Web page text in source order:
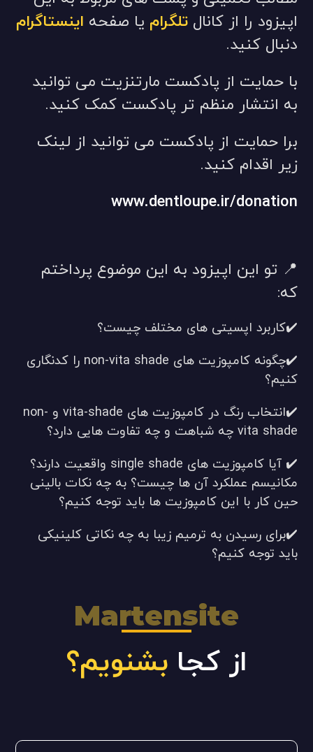
اپیزود را از کانالتلگرام یا صفحه اینستاگرام
دنبال کنید.
با حمایت از پادکست مارتنزیت می توانید
به انتشار منظم تر پادکست کمک کنید.
برا حمایت از پادکست می توانید از لینک
زیر اقدام کنید.
www.dentloupe.ir/donation
📍 تو این اپیزود به این موضوع پرداختم
که:
✔️کاربرد اپسیتی های مختلف چیست؟
✔️چگونه کامپوزیت های non-vita shade را کدنگاری
کنیم؟
✔️انتخاب رنگ در کامپوزیت های vita-shade و non-
vita shade چه شباهت و چه تفاوت هایی دارد؟
✔️ آیا کامپوزیت های single shade واقعیت دارند؟
مکانیسم عملکرد آن ها چیست؟ به چه نکات بالینی
حین کار با این کامپوزیت ها باید توجه کنیم؟
✔️برای رسیدن به ترمیم زیبا به چه نکاتی کلینیکی
باید توجه کنیم؟
Martensite
از کجابشنویم؟